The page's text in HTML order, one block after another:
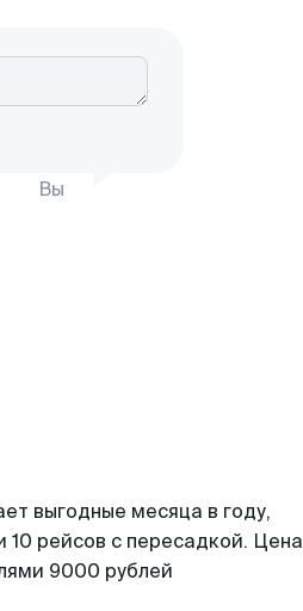
Вы
выгодные месяца в году,
рейсов с пересадкой. Цена
9000 рублей